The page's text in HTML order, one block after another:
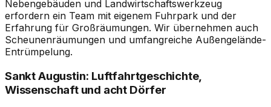
Nebengebäuden und Landwirtschaftswerkzeug
erfordern ein Team mit eigenem Fuhrpark und der
Erfahrung für Großräumungen. Wir übernehmen auch
Scheunenräumungen und umfangreiche Außengelände-
Entrümpelung.
Sankt Augustin: Luftfahrtgeschichte,
Wissenschaft und acht Dörfer